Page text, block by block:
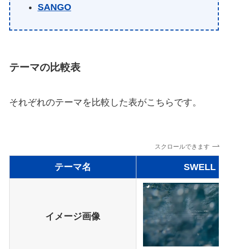
SANGO
テーマの比較表
それぞれのテーマを比較した表がこちらです。
スクロールできます
テーマ名 SWELL
イメージ画像